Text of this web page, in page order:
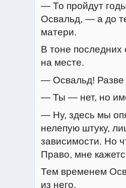
— То пройдут
Освальд, — а до
матери.
В тоне последних
на месте.
— Освальд! Разве
— Ты — нет, но
— Ну, здесь мы
нелепую штуку,
зависимости. Но
Право, мне
Тем временем
из него.